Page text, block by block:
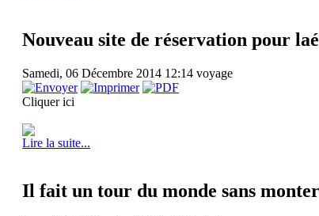
Nouveau site de réservation pour
Samedi, 06 Décembre 2014 12:14 voyage
Cliquer ici
Lire la suite...
Il fait un tour du monde sans